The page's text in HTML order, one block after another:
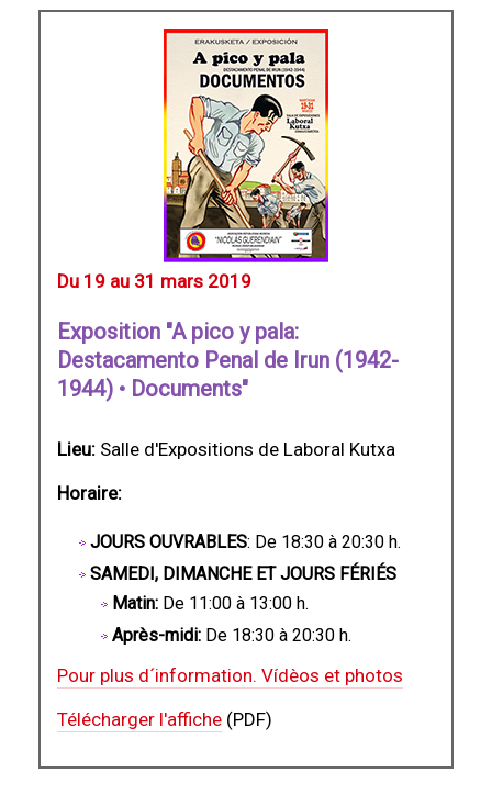
Du 19 au 31 mars 2019
Exposition "A pico y pala:
Destacamento Penal de Irun (1942-
1944) • Documents"
Lieu: Salle d'Expositions de Laboral Kutxa
Horaire:
JOURS OUVRABLES: De 18:30 à 20:30 h.
SAMEDI, DIMANCHE ET JOURS FÉRIÉS
Matin: De 11:00 à 13:00 h.
Après-midi: De 18:30 à 20:30 h.
Pour plus d´information. Vídèos et photos
Télécharger l'affiche (PDF)